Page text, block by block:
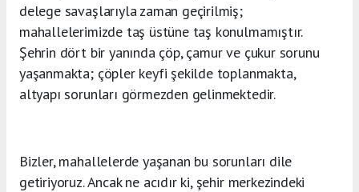
delege savaşlarıyla zaman geçirilmiş;
mahallelerimizde taş üstüne taş konulmamıştır.
Şehrin dört bir yanında çöp, çamur ve çukur sorunu
yaşanmakta; çöpler keyfi şekilde toplanmakta,
altyapı sorunları görmezden gelinmektedir.
Bizler, mahallelerde yaşanan bu sorunları dile
getiriyoruz. Ancak ne acıdır ki, şehir merkezindeki